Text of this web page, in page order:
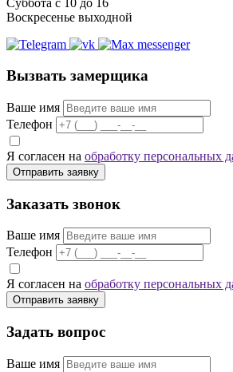
Суббота с 10 до 16
Воскресенье выходной
Вызвать замерщика
Ваше имя
Телефон
Я согласен на обработку персональных
Отправить заявку
Заказать звонок
Ваше имя
Телефон
Я согласен на обработку персональных
Отправить заявку
Задать вопрос
Ваше имя